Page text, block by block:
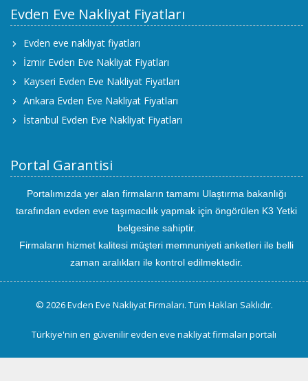
Evden Eve Nakliyat Fiyatları
Evden eve nakliyat fiyatları
İzmir Evden Eve Nakliyat Fiyatları
Kayseri Evden Eve Nakliyat Fiyatları
Ankara Evden Eve Nakliyat Fiyatları
İstanbul Evden Eve Nakliyat Fiyatları
Portal Garantisi
Portalımızda yer alan firmaların tamamı Ulaştırma bakanlığı
tarafından evden eve taşımacılık yapmak için öngörülen K3 Yetki
belgesine sahiptir.
Firmaların hizmet kalitesi müşteri memnuniyeti anketleri ile belli
zaman aralıkları ile kontrol edilmektedir.
© 2026 Evden Eve Nakliyat Firmaları. Tüm Hakları Saklıdır.
Türkiye'nin en güvenilir evden eve nakliyat firmaları portalı